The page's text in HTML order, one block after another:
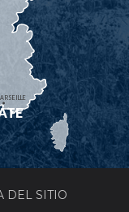
DEL SITIO